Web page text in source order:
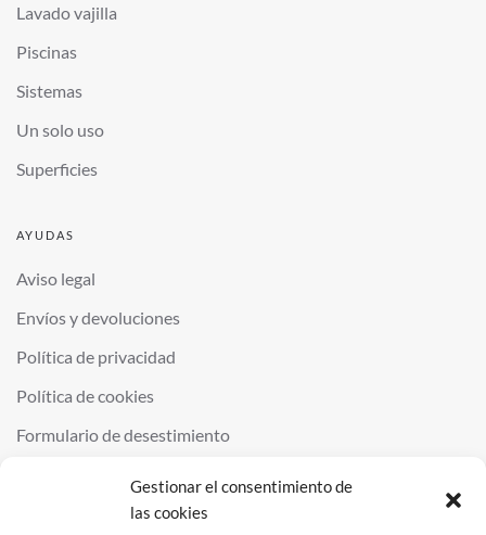
Gestionar el consentimiento de
las cookies
Lavado vajilla
Piscinas
Sistemas
Un solo uso
Superficies
AYUDAS
Aviso legal
Envíos y devoluciones
Política de privacidad
Política de cookies
Formulario de desestimiento
QUIMINOR SL. ALL RIGHTS RESERVED.